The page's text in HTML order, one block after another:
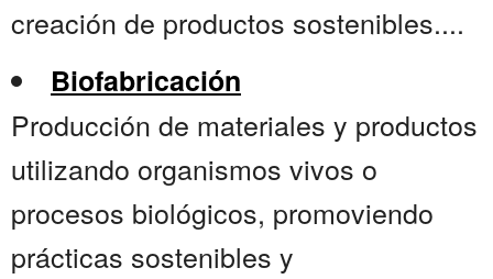
creación de productos sostenibles....
Biofabricación
Producción de materiales y productos
utilizando organismos vivos o
procesos biológicos, promoviendo
prácticas sostenibles y